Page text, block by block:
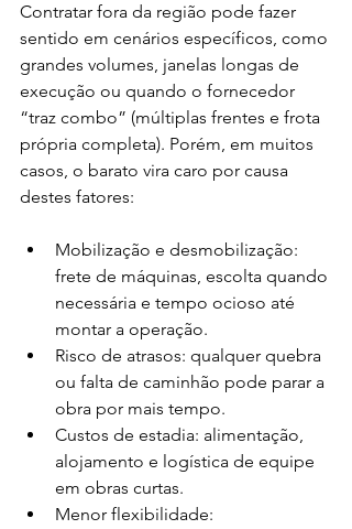
Contratar fora da região pode fazer
sentido em cenários específicos, como
grandes volumes, janelas longas de
execução ou quando o fornecedor
“traz combo” (múltiplas frentes e frota
própria completa). Porém, em muitos
casos, o barato vira caro por causa
destes fatores:
Mobilização e desmobilização:
frete de máquinas, escolta quando
necessária e tempo ocioso até
montar a operação.
Risco de atrasos: qualquer quebra
ou falta de caminhão pode parar a
obra por mais tempo.
Custos de estadia: alimentação,
alojamento e logística de equipe
em obras curtas.
Menor flexibilidade: